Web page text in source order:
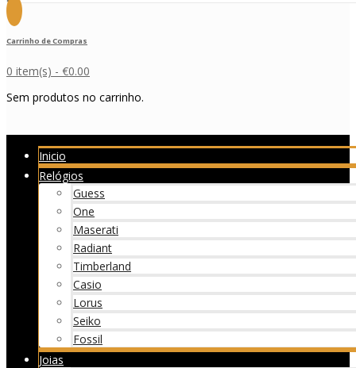
Carrinho de Compras
0 item(s) - €0.00
Sem produtos no carrinho.
Inicio
Relógios
Guess
One
Maserati
Radiant
Timberland
Casio
Lorus
Seiko
Fossil
Joias